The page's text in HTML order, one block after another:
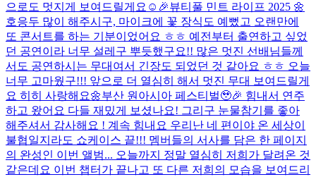
으로도 멋지게 보여드릴게요☺️🎉뷰티풀 민트 라이프 2025 🌼
호응두 많이 해주시구, 마이크에 꽃 장식도 예뻤고 오랜만에
또 콘서트를 하는 기분이었어요 ㅎㅎ 예전부터 출연하고 싶었
던 공연이라 너무 설레구 뿌듯했구요!! 많은 멋진 선배님들께
서도 공연하시는 무대여서 긴장도 되었던 것 같아요 ㅎㅎ 오늘
너무 고마웠구!!! 앞으로 더 열심히 해서 멋진 무대 보여드릴게
요 히히 사랑해요🌼부산 원아시아 페스티벌🥹🎉 힘내서 연주
하고 왔어요 다들 재밌게 보셨나요! 그리구 눈물참기를 좋아
해주셔서 감사해요 ! 계속 힘내요 우리 난 네 편이야 온 세상이
불협일지라도 쇼케이스 끝!!! 멤버들의 서사를 담은 한 페이지
의 완성인 이번 앨범... 오늘까지 정말 열심히 저희가 달려온 것
같은데요 이번 챕터가 끝나고 또 다른 저희의 모습을 보여드리